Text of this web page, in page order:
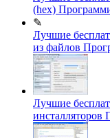
(hex)
✎
Лучшие
из файлов
Лучшие
инсталляторов